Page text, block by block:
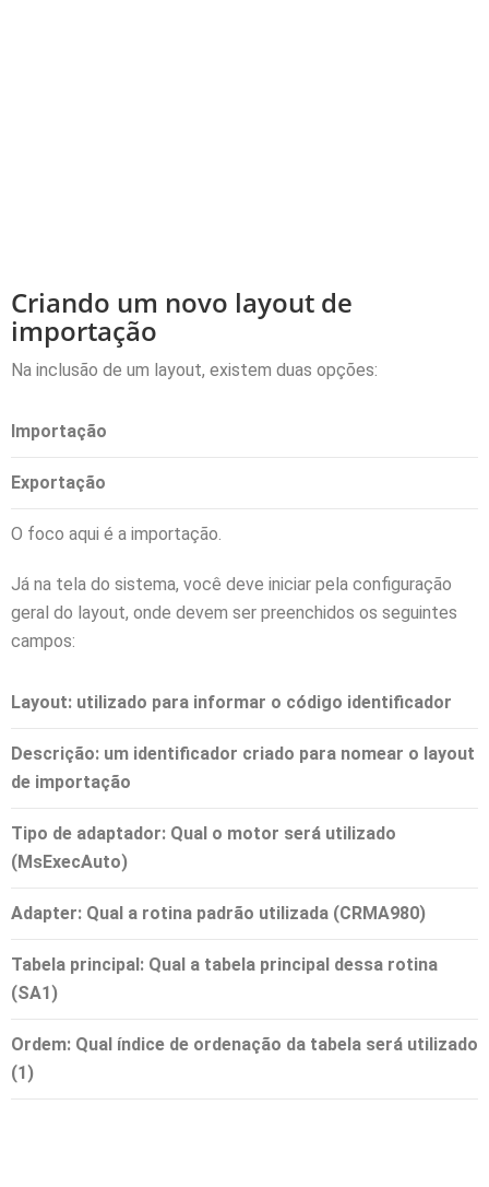
Criando um novo layout de
importação
Na inclusão de um layout, existem duas opções:
Importação
Exportação
O foco aqui é a importação.
Já na tela do sistema, você deve iniciar pela configuração
geral do layout, onde devem ser preenchidos os seguintes
campos:
Layout: utilizado para informar o código identificador
Descrição: um identificador criado para nomear o layout
de importação
Tipo de adaptador: Qual o motor será utilizado
(MsExecAuto)
Adapter: Qual a rotina padrão utilizada (CRMA980)
Tabela principal: Qual a tabela principal dessa rotina
(SA1)
Ordem: Qual índice de ordenação da tabela será utilizado
(1)